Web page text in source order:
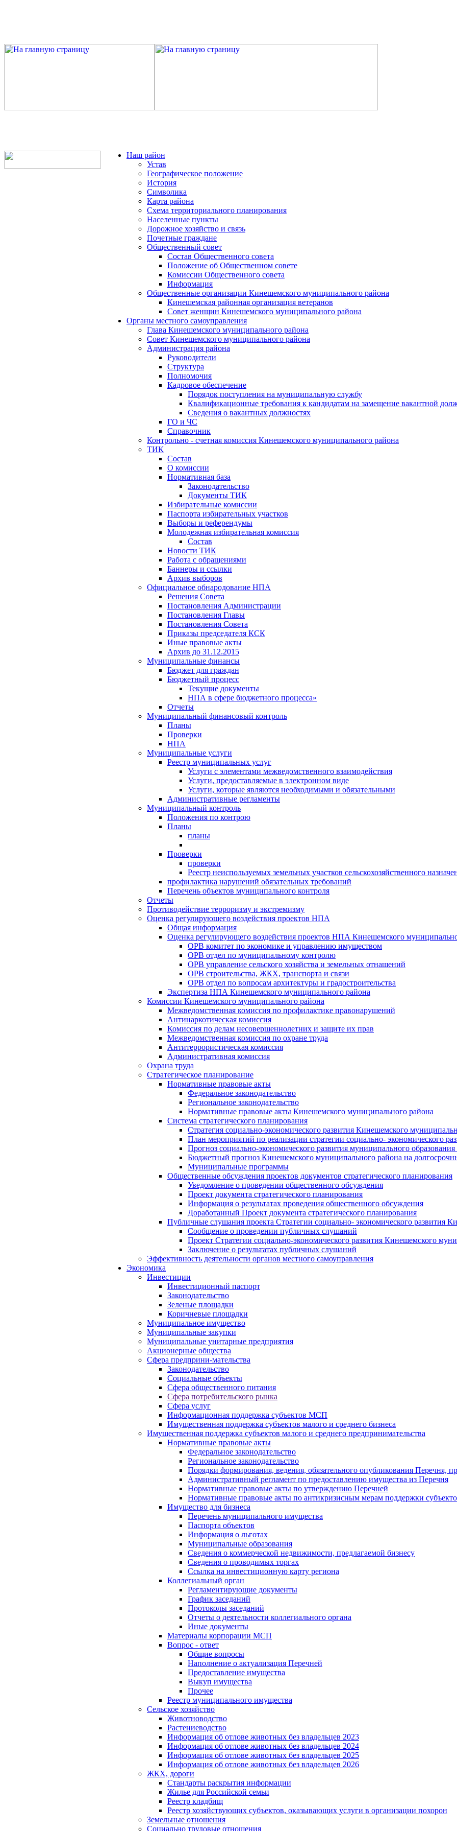
Наш район
Устав
Географическое положение
История
Символика
Карта района
Схема территориального планирования
Населенные пункты
Дорожное хозяйство и связь
Почетные граждане
Общественный совет
Состав Общественного совета
Положение об Общественном совете
Комиссии Общественного совета
Информация
Общественные организации Кинешемского муниципального района
Кинешемская районная организация ветеранов
Совет женщин Кинешемского муниципального района
Органы местного самоуправления
Глава Кинешемского муниципального района
Совет Кинешемского муниципального района
Администрация района
Руководители
Структура
Полномочия
Кадровое обеспечение
Порядок поступления на муниципальную службу
Квалификационные требования к кандидатам на замещение вакантной
Сведения о вакантных должностях
ГО и ЧС
Справочник
Контрольно - счетная комиссия Кинешемского муниципального района
ТИК
Состав
О комиссии
Нормативная база
Законодательство
Документы ТИК
Избирательные комиссии
Паспорта избирательных участков
Выборы и референдумы
Молодежная избирательная комиссия
Состав
Новости ТИК
Работа с обращениями
Баннеры и ссылки
Архив выборов
Официальное обнародование НПА
Решения Совета
Постановления Администрации
Постановления Главы
Постановления Совета
Приказы председателя КСК
Иные правовые акты
Архив до 31.12.2015
Муниципальные финансы
Бюджет для граждан
Бюджетный процесс
Текущие документы
НПА в сфере бюджетного процесса»
Отчеты
Муниципальный финансовый контроль
Планы
Проверки
НПА
Муниципальные услуги
Реестр муниципальных услуг
Услуги с элементами межведомственного взаимодействия
Услуги, предоставляемые в электронном виде
Услуги, которые являются необходимыми и обязательными
Административные регламенты
Муниципальный контроль
Положения по контрою
Планы
планы
Проверки
проверки
Реестр неиспользуемых земельных участков сельскохозяйственного
профилактика нарушений обязательных требований
Перечень объектов муниципального контроля
Отчеты
Противодействие терроризму и экстремизму
Оценка регулирующего воздействия проектов НПА
Общая информация
Оценка регулирующего воздействия проектов НПА Кинешемского
ОРВ комитет по экономике и управлению имуществом
ОРВ отдел по муниципальному контролю
ОРВ управление сельского хозяйства и земельных отнашений
ОРВ строительства, ЖКХ, транспорта и связи
ОРВ отдел по вопросам архитектуры и градостроительства
Экспертиза НПА Кинешемского муниципального района
Комиссии Кинешемского муниципального района
Межведомственная комиссия по профилактике правонарушений
Антинаркотическая комиссия
Комиссия по делам несовершеннолетних и защите их прав
Межведомственная комиссия по охране труда
Антитеррористическая комиссия
Административная комиссия
Охрана труда
Стратегическое планирование
Нормативные правовые акты
Федеральное законодательство
Региональное законодательство
Нормативные правовые акты Кинешемского муниципального района
Система стратегического планирования
Стратегия социально-экономического развития Кинешемского
План мероприятий по реализации стратегии социально- экономического
Прогноз социально-экономического развития муниципального
Бюджетный прогноз Кинешемского муниципального района на
Муниципальные программы
Общественные обсуждения проектов документов стратегического планирования
Уведомление о проведении общественного обсуждения
Проект документа стратегического планирования
Информация о результатах проведения общественного обсуждения
Доработанный Проект документа стратегического планирования
Публичные слушания проекта Стратегии социально- экономического развития
Сообщение о проведении публичных слушаний
Проект Стратегии социально-экономического развития Кинешемского
Заключение о результатах публичных слушаний
Эффективность деятельности органов местного самоуправления
Экономика
Инвестиции
Инвестиционный паспорт
Законодательство
Зеленые площадки
Коричневые площадки
Муниципальное имущество
Муниципальные закупки
Муниципальные унитарные предприятия
Акционерные общества
Сфера предприни-мательства
Законодательство
Социальные объекты
Сфера общественного питания
Сфера потребительского рынка
Сфера услуг
Информационная поддержка субъектов МСП
Имущественная поддержка субъектов малого и среднего бизнеса
Имущественная поддержка субъектов малого и среднего предпринимательства
Нормативные правовые акты
Федеральное законодательство
Региональное законодательство
Порядки формирования, ведения, обязательного опубликования Перечня,
Административный регламент по предоставлению имущества из Перечня
Нормативные правовые акты по утверждению Перечней
Нормативные правовые акты по антикризисным мерам поддержки
Имущество для бизнеса
Перечень муниципального имущества
Паспорта объектов
Информация о льготах
Муниципальные образования
Сведения о коммерческой недвижимости, предлагаемой бизнесу
Сведения о проводимых торгах
Ссылка на инвестиционную карту региона
Коллегиальный орган
Регламентирующие документы
График заседаний
Протоколы заседаний
Отчеты о деятельности коллегиального органа
Иные документы
Материалы корпорации МСП
Вопрос - ответ
Общие вопросы
Наполнение о актуализация Перечней
Предоставление имущества
Выкуп имущества
Прочее
Реестр муниципального имущества
Сельское хозяйство
Животноводство
Растениеводство
Информация об отлове животных без владельцев 2023
Информация об отлове животных без владельцев 2024
Информация об отлове животных без владельцев 2025
Информация об отлове животных без владельцев 2026
ЖКХ, дороги
Стандарты раскрытия информации
Жилье для Российской семьи
Реестр кладбищ
Реестр хозяйствующих субъектов, оказывающих услуги в организации похорон
Земельные отношения
Социально трудовые отношения